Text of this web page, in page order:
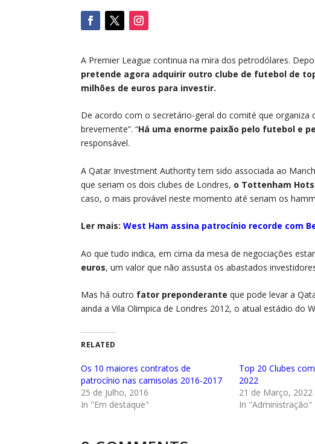
A Premier League continua na mira dos petrodólares.
pretende agora adquirir outro clube de futebol de
milhões de euros para investir.
De acordo com o secretário-geral do comité que organiza
brevemente”. “Há uma enorme paixão pelo futebol e
responsável.
A Qatar Investment Authority tem sido associada ao
que seriam os dois clubes de Londres, o Tottenham
caso, o mais provável neste momento até seriam os
Ler mais:West Ham assina patrocínio recorde com
Ao que tudo indica, em cima da mesa de negociações
euros, um valor que não assusta os abastados
Mas há outro fator preponderante que pode levar a
ainda a Vila Olimpica de Londres 2012, o atual estádio do
RELATED
Os 10 maiores contratos de
patrocínio nas camisolas 2016-2017
25 de Julho, 2016
In "Em destaque"
Top 20 Clubes
2022
21 de Março, 2022
In "Administração"